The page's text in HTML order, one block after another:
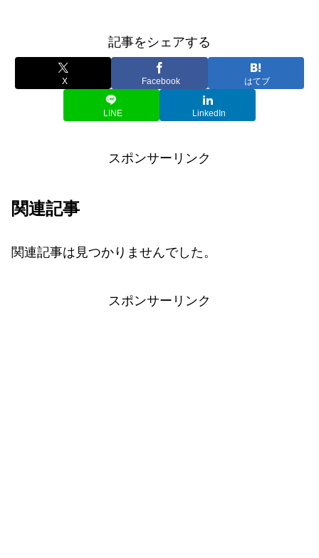
記事をシェアする
X Facebook はてブ
LINE LinkedIn
スポンサーリンク
関連記事
関連記事は見つかりませんでした。
スポンサーリンク